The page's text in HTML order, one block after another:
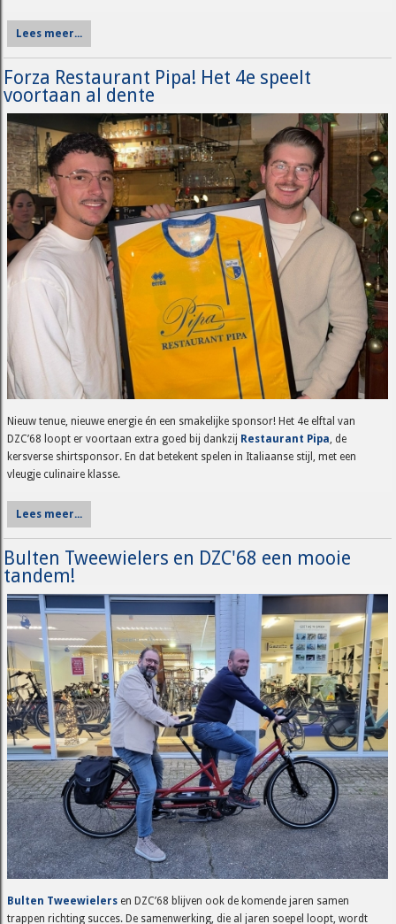
Lees meer...
Forza Restaurant Pipa! Het 4e speelt
voortaan al dente
Nieuw tenue, nieuwe energie én een smakelijke sponsor! Het 4e elftal van
DZC’68 loopt er voortaan extra goed bij dankzij Restaurant Pipa , de
kersverse shirtsponsor. En dat betekent spelen in Italiaanse stijl, met een
vleugje culinaire klasse.
Lees meer...
Bulten Tweewielers en DZC'68 een mooie
tandem!
Bulten Tweewielers en DZC’68 blijven ook de komende jaren samen
trappen richting succes. De samenwerking, die al jaren soepel loopt, wordt